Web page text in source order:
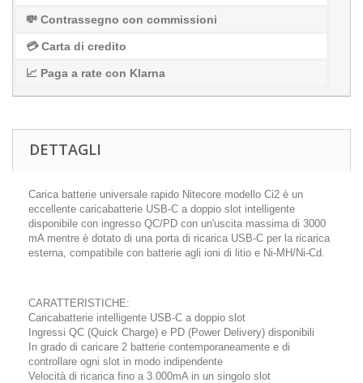
💸 Contrassegno con commissioni
💳 Carta di credito
📈 Paga a rate con Klarna
DETTAGLI
Carica batterie universale rapido Nitecore modello Ci2 è un
eccellente caricabatterie USB-C a doppio slot intelligente
disponibile con ingresso QC/PD con un'uscita massima di 3000
mA mentre è dotato di una porta di ricarica USB-C per la ricarica
esterna, compatibile con batterie agli ioni di litio e Ni-MH/Ni-Cd.
CARATTERISTICHE:
Caricabatterie intelligente USB-C a doppio slot
Ingressi QC (Quick Charge) e PD (Power Delivery) disponibili
In grado di caricare 2 batterie contemporaneamente e di
controllare ogni slot in modo indipendente
Velocità di ricarica fino a 3.000mA in un singolo slot